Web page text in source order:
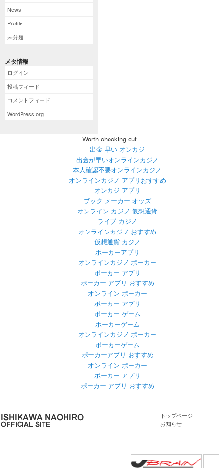
News
Profile
未分類
メタ情報
ログイン
投稿フィード
コメントフィード
WordPress.org
Worth checking out
出金 早い オンカジ
出金が早いオンラインカジノ
本人確認不要オンラインカジノ
オンラインカジノ アプリおすすめ
オンカジ アプリ
ブック メーカー オッズ
オンライン カジノ 仮想通貨
ライブ カジノ
オンラインカジノ おすすめ
仮想通貨 カジノ
ポーカーアプリ
オンラインカジノ ポーカー
ポーカー アプリ
ポーカー アプリ おすすめ
オンライン ポーカー
ポーカー アプリ
ポーカー ゲーム
ポーカーゲーム
オンラインカジノ ポーカー
ポーカーゲーム
ポーカーアプリ おすすめ
オンライン ポーカー
ポーカー アプリ
ポーカー アプリ おすすめ
トップページ
お知らせ